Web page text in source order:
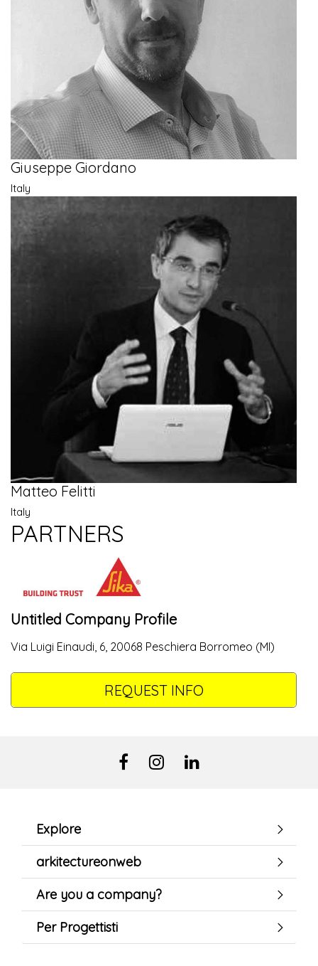
Giuseppe Giordano
Italy
Matteo Felitti
Italy
PARTNERS
Untitled Company Profile
Via Luigi Einaudi, 6, 20068 Peschiera Borromeo (MI)
REQUEST INFO
Explore
arkitectureonweb
Are you a company?
Per Progettisti